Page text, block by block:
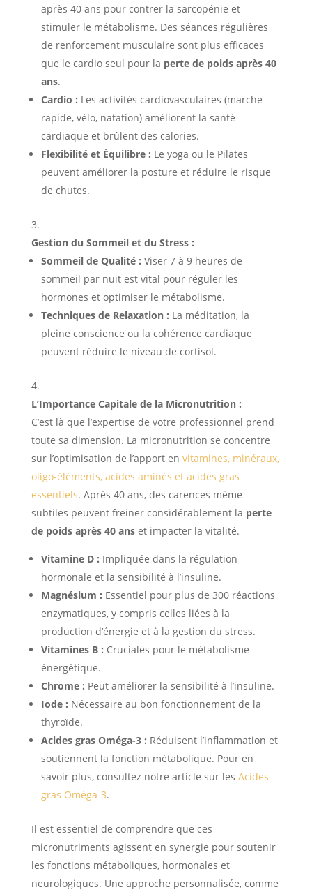
après 40 ans pour contrer la sarcopénie et
stimuler le métabolisme. Des séances régulières
de renforcement musculaire sont plus efficaces
que le cardio seul pour la perte de poids après 40
ans.
Cardio : Les activités cardiovasculaires (marche
rapide, vélo, natation) améliorent la santé
cardiaque et brûlent des calories.
Flexibilité et Équilibre : Le yoga ou le Pilates
peuvent améliorer la posture et réduire le risque
de chutes.
Gestion du Sommeil et du Stress :
Sommeil de Qualité : Viser 7 à 9 heures de
sommeil par nuit est vital pour réguler les
hormones et optimiser le métabolisme.
Techniques de Relaxation : La méditation, la
pleine conscience ou la cohérence cardiaque
peuvent réduire le niveau de cortisol.
L’Importance Capitale de la Micronutrition :
C’est là que l’expertise de votre professionnel prend
toute sa dimension. La micronutrition se concentre
sur l’optimisation de l’apport en vitamines, minéraux,
oligo-éléments, acides aminés et acides gras
essentiels. Après 40 ans, des carences même
subtiles peuvent freiner considérablement la perte
de poids après 40 anset impacter la vitalité.
Vitamine D : Impliquée dans la régulation
hormonale et la sensibilité à l’insuline.
Magnésium : Essentiel pour plus de 300 réactions
enzymatiques, y compris celles liées à la
production d’énergie et à la gestion du stress.
Vitamines B : Cruciales pour le métabolisme
énergétique.
Chrome : Peut améliorer la sensibilité à l’insuline.
Iode : Nécessaire au bon fonctionnement de la
thyroïde.
Acides gras Oméga-3 : Réduisent l’inflammation et
soutiennent la fonction métabolique. Pour en
savoir plus, consultez notre article sur les Acides
gras Oméga-3.
Il est essentiel de comprendre que ces
micronutriments agissent en synergie pour soutenir
les fonctions métaboliques, hormonales et
neurologiques. Une approche personnalisée, comme